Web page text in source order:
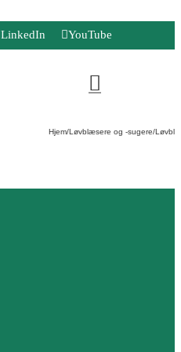
LinkedIn YouTube
Hjem/Løvblæsere og -sugere/